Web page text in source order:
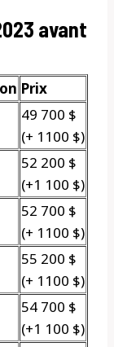
avant
Prix
49 700 $
(+ 1100 $)
52 200 $
(+1 100 $)
52 700 $
(+ 1100 $)
55 200 $
(+ 1100 $)
54 700 $
(+1 100 $)